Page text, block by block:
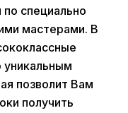
специально
мастерами. В
уникальным
позволит Вам
получить